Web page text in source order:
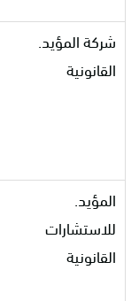
شركة المؤيد.
القانونية
المؤيد.
للاستشارات
القانونية